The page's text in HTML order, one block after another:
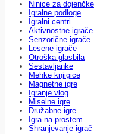
Ninice za dojenčke
Igralne podloge
Igralni centri
Aktivnostne igrače
Senzorične igrače
Lesene igrače
Otroška glasbila
Sestavljanke
Mehke knjigice
Magnetne igre
Igranje vlog
Miselne igre
Družabne igre
Igra na prostem
Shranjevanje igrač